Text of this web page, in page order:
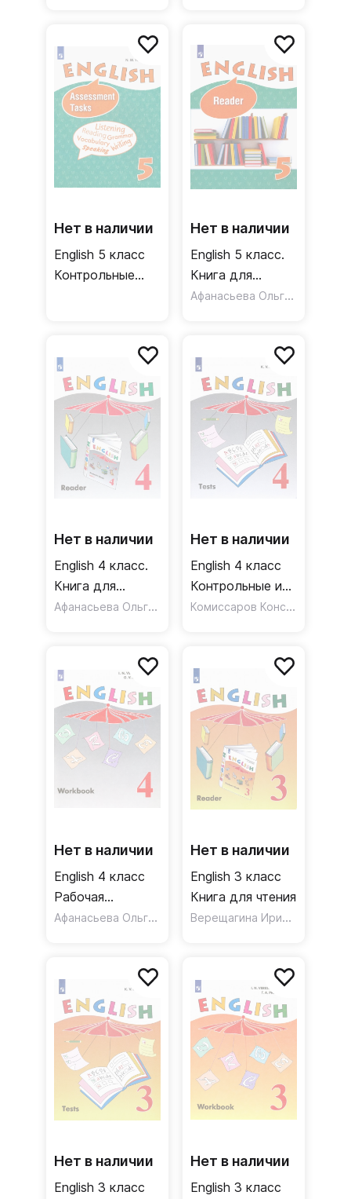
Нет в наличии
English 5 класс
Контрольные
Нет в наличии
English 5 класс.
Книга для
чтения.
Афанасьева Ольга Васильевна
Нет в наличии
English 4 класс.
Книга для
чтения.
Афанасьева Ольга Васильевна
Нет в наличии
English 4 класс
Контрольные и
проверочные
Комиссаров Константин Вячеславович
Нет в наличии
English 4 класс
Рабочая
тетрадь.
Афанасьева Ольга Васильевна
Нет в наличии
English 3 класс
Книга для чтения
Верещагина Ирина Николаевна
Нет в наличии
English 3 класс
Нет в наличии
English 3 класс